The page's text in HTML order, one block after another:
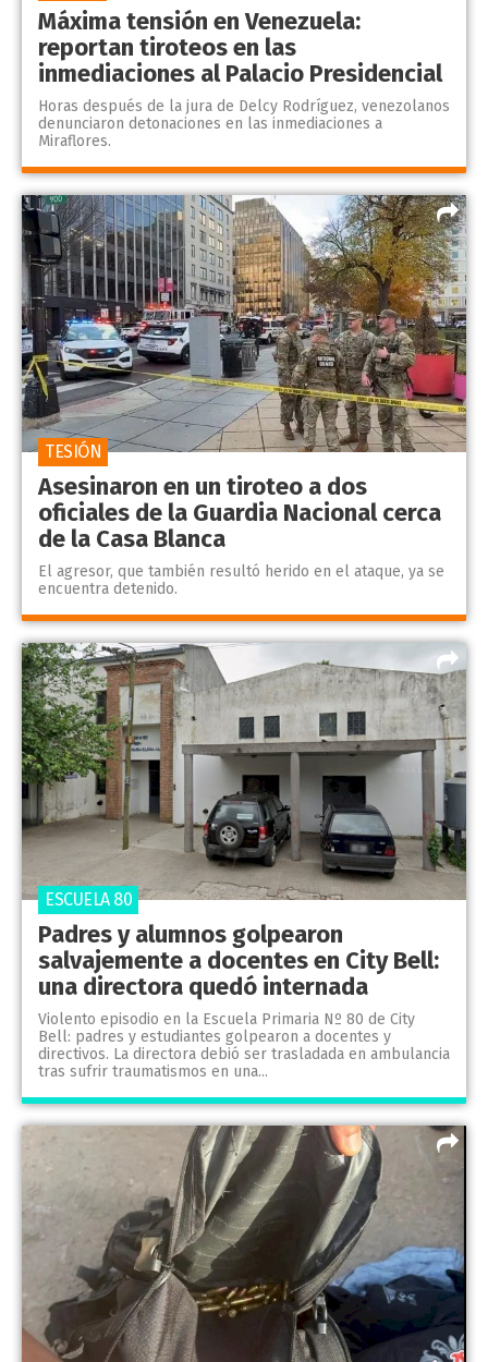
Máxima tensión en Venezuela:
reportan tiroteos en las
inmediaciones al Palacio Presidencial
Horas después de la jura de Delcy Rodríguez, venezolanos
denunciaron detonaciones en las inmediaciones a
Miraflores.
Asesinaron en un tiroteo a dos
oficiales de la Guardia Nacional cerca
de la Casa Blanca
El agresor, que también resultó herido en el ataque, ya se
encuentra detenido.
TESIÓN
Padres y alumnos golpearon
salvajemente a docentes en City Bell:
una directora quedó internada
Violento episodio en la Escuela Primaria Nº 80 de City
Bell: padres y estudiantes golpearon a docentes y
directivos. La directora debió ser trasladada en ambulancia
tras sufrir traumatismos en una...
ESCUELA 80